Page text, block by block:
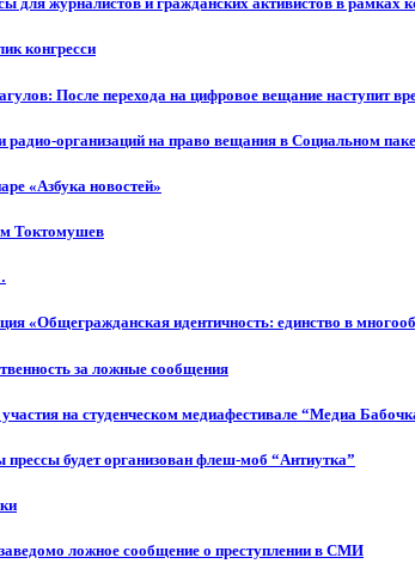
конгресси
После перехода на цифровое вещание наступит
радио-организаций на право вещания в Социальном
«Азбука новостей»
Токтомушев
«Общегражданская идентичность: единство в
за ложные сообщения
на студенческом медиафестивале “Медиа
будет организован флеш-моб “Антиутка”
ложное сообщение о преступлении в СМИ